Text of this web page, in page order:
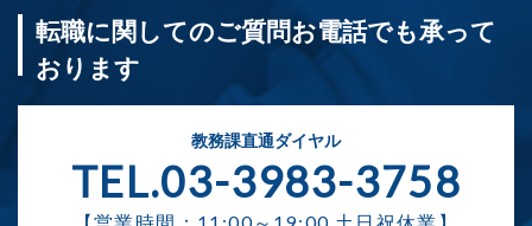
転職に関してのご質問お電話でも承って
おります
教務課直通ダイヤル
TEL.03-3983-3758